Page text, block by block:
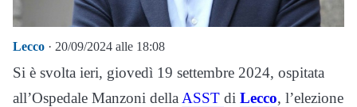
Lecco · 20/09/2024 alle 18:08
Si è svolta ieri, giovedì 19 settembre 2024, ospitata
all’Ospedale Manzoni della ASST di Lecco, l’elezione